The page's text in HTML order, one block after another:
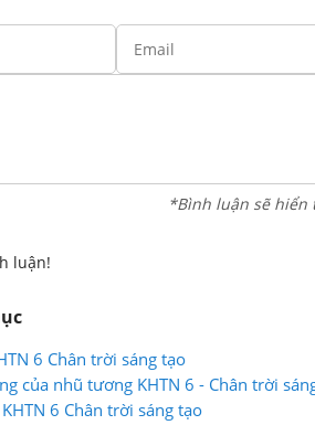
*Bình luận sẽ hiển
luận!
6 Chân trời sáng tạo
của nhũ tương KHTN 6 - Chân trời
6 Chân trời sáng tạo